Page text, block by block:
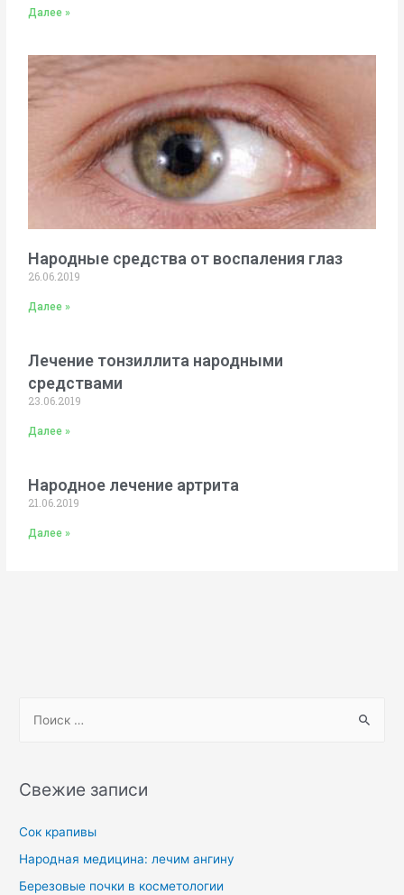
Далее »
Народные средства от воспаления глаз
26.06.2019
Далее »
Лечение тонзиллита народными
средствами
23.06.2019
Далее »
Народное лечение артрита
21.06.2019
Далее »
Свежие записи
Сок крапивы
Народная медицина: лечим ангину
Березовые почки в косметологии